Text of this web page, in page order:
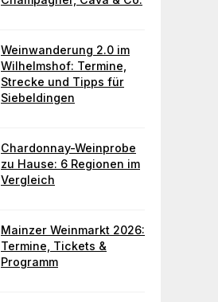
Weinwanderung 2.0 im
Wilhelmshof: Termine,
Strecke und Tipps für
Siebeldingen
Chardonnay-Weinprobe
zu Hause: 6 Regionen im
Vergleich
Mainzer Weinmarkt 2026:
Termine, Tickets &
Programm